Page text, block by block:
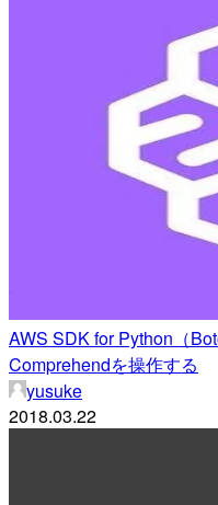
AWS SDK for Python（
Comprehendを操作する
yusuke
2018.03.22